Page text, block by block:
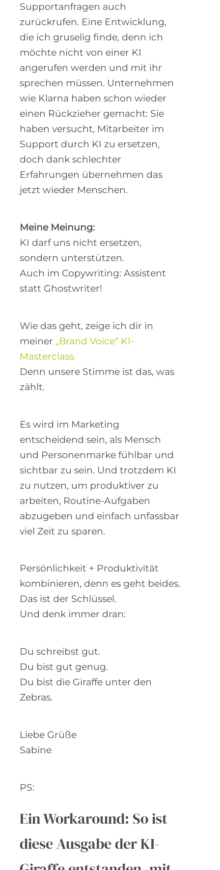
Die KI wird dann die Kunden
betreuen und bei
Supportanfragen auch
zurückrufen. Eine Entwicklung,
die ich gruselig finde, denn ich
möchte nicht von einer KI
angerufen werden und mit ihr
sprechen müssen. Unternehmen
wie Klarna haben schon wieder
einen Rückzieher gemacht: Sie
haben versucht, Mitarbeiter im
doch dank schlechter
Erfahrungen übernehmen das
Meine Meinung:
Auch im Copywriting: Assistent
statt Ghostwriter!
Wie das geht, zeige ich dir in
Denn unsere Stimme ist das, was
Es wird im Marketing
entscheidend sein, als Mensch
und Personenmarke fühlbar und
sichtbar zu sein. Und trotzdem KI
arbeiten, Routine-Aufgaben
abzugeben und einfach unfassbar
viel Zeit zu sparen.
Das ist der Schlüssel.
Und denk immer dran:
Du bist gut genug.
Sabine
PS: